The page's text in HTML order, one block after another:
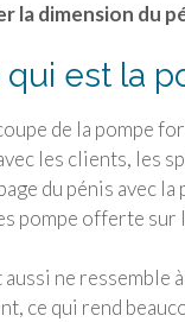
dimension du
est la
de la pompe
les clients, les
du pénis avec
pompe offerte sur
ne ressemble
ce qui rend